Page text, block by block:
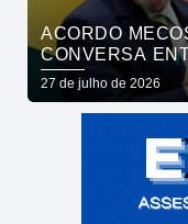
ACORDO
CONVERSA
27 de julho de 2026